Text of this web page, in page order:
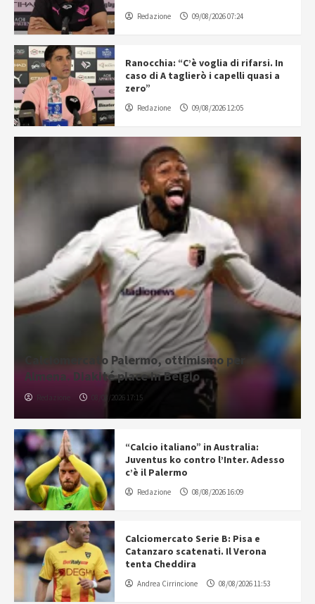
Redazione 09/08/2026 07:24
Ranocchia: “C’è voglia di rifarsi. In
caso di A taglierò i capelli quasi a
zero”
Redazione 09/08/2026 12:05
Calciomercato Palermo, ottimismo per
Almena. Diakité piace in Belgio
08/08/2026 17:15
“Calcio italiano” in Australia:
Juventus ko contro l’Inter. Adesso
c’è il Palermo
Redazione 08/08/2026 16:09
Calciomercato Serie B: Pisa e
Catanzaro scatenati. Il Verona
tenta Cheddira
Andrea Cirrincione 08/08/2026 11:53